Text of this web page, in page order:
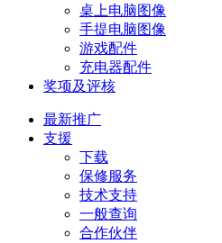
桌上电脑图像
手提电脑图像
游戏配件
充电器配件
奖项及评核
最新推广
支援
下载
保修服务
技术支持
一般查询
合作伙伴